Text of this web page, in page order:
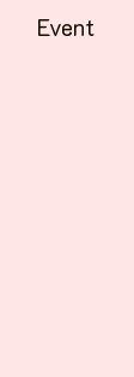
Event